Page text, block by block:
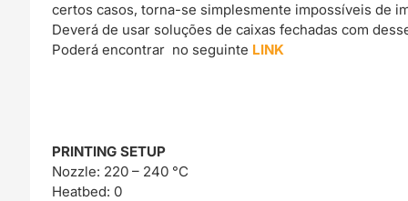
certos casos, torna-se simplesmente impossíveis de
Deverá de usar soluções de caixas fechadas com
Poderá encontrar no seguinte LINK
PRINTING SETUP
Nozzle: 220 – 240 °C
Heatbed: 0